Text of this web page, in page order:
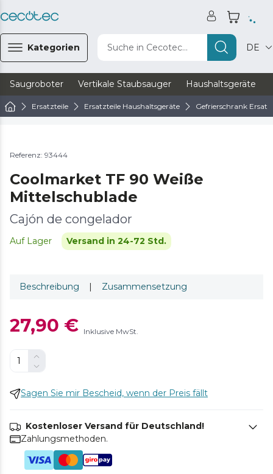
Kategorien Suche in Cecotec... DE
Saugroboter Vertikale Staubsauger Haushaltsgeräte
Ersatzteile Ersatzteile Haushaltsgeräte Gefrierschrank
Referenz: 93444
Coolmarket TF 90 Weiße
Mittelschublade
Cajón de congelador
Auf Lager Versand in 24-72 Std.
Beschreibung | Zusammensetzung
27,90 € Inklusive MwSt.
Sagen Sie mir Bescheid, wenn der Preis fällt
Kostenloser Versand für Deutschland!
Zahlungsmethoden.